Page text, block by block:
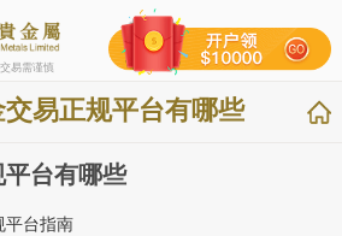
易需谨慎
交易正规平台有哪些
平台有哪些
平台指南